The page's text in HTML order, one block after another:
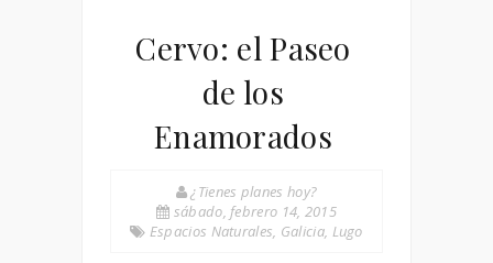
Cervo: el Paseo
de los
Enamorados
¿Tienes planes hoy?
sábado, febrero 14, 2015
Espacios Naturales, Galicia, Lugo